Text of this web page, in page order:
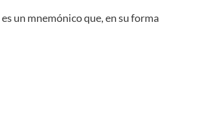
un mnemónico que, en su forma